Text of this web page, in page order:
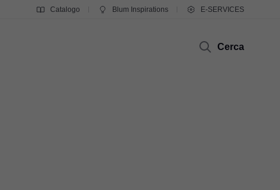
Catalogo Blum Inspirations E-SERVICES
Cerca